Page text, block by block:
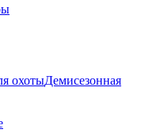
Демисезонная